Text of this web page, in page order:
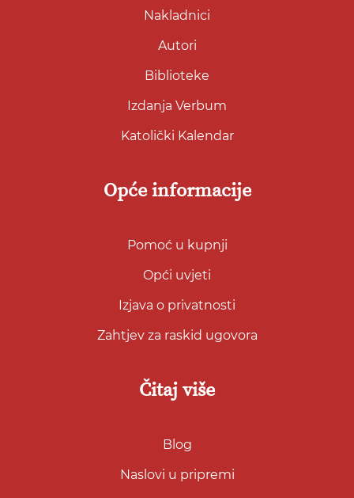
Nakladnici
Autori
Biblioteke
Izdanja Verbum
Katolički Kalendar
Opće informacije
Pomoć u kupnji
Opći uvjeti
Izjava o privatnosti
Zahtjev za raskid ugovora
Čitaj više
Blog
Naslovi u pripremi